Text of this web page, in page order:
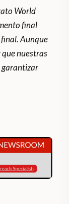
World
final
Aunque
nuestras
garantizar